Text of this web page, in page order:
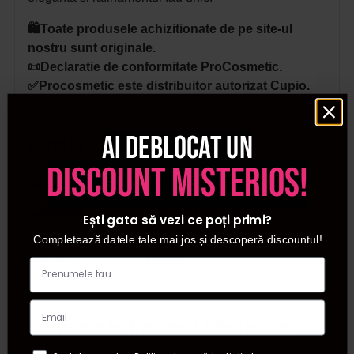
🛍️Toate produsele achizitionate de pe site-ul
nostru sunt originale.
📜Declaratie de conformitate ProCosmetic.
✅Procosmetic este distribuitor autorizat Cupio.
D1220
Oja semipermanenta
magnetica
Brand
Cupio
Cumparate frecvent impreuna:
Ai deblocat un
discount misterios!
Ești gata să vezi ce poți primi?
Completează datele tale mai jos și descoperă discountul!